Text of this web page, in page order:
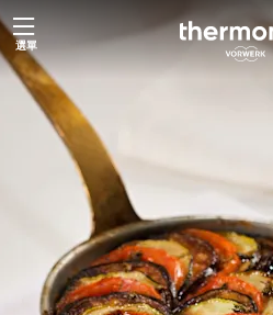
跳
至
主
選單